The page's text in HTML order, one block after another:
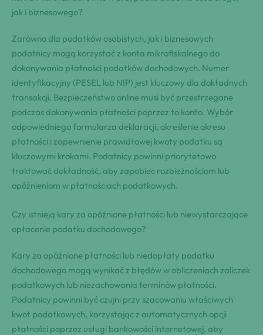
jak i biznesowego?
Zarówno dla podatków osobistych, jak i biznesowych
podatnicy mogą korzystać z konta mikrofiskalnego do
dokonywania płatności podatków dochodowych. Numer
identyfikacyjny (PESEL lub NIP) jest kluczowy dla dokładnych
transakcji. Bezpieczeństwo online musi być przestrzegane
podczas dokonywania płatności poprzez to konto. Wybór
odpowiedniego formularza deklaracji, określenie okresu
płatności i zapewnienie prawidłowej kwoty podatku są
kluczowymi krokami. Podatnicy powinni priorytetowo
traktować dokładność, aby zapobiec rozbieżnościom lub
opóźnieniom w płatnościach podatkowych.
Czy istnieją kary za opóźnione płatności lub niewystarczające
opłacenie podatku dochodowego?
Kary za opóźnione płatności lub niedopłaty podatku
dochodowego mogą wynikać z błędów w obliczeniach zaliczek
podatkowych lub niezachowania terminów płatności.
Podatnicy powinni być czujni przy szacowaniu właściwych
kwot podatkowych, korzystając z automatycznych opcji
płatności poprzez usługi bankowości internetowej, aby